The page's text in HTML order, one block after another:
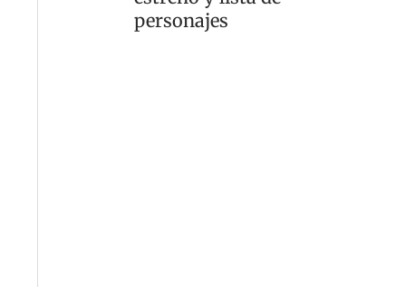
personajes